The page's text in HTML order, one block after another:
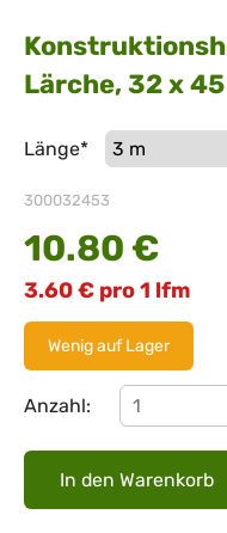
Lärche, 32 x
Pflichtfeld
Länge*
300032453
10.80 €
3.60€ pro 1 lfm
Wenig auf Lager
Anzahl: